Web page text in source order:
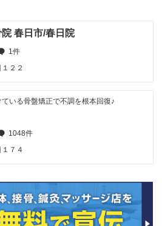
春日市/春日院
1件
２２
いる骨盤矯正で不調を根本回復♪
1048件
７４